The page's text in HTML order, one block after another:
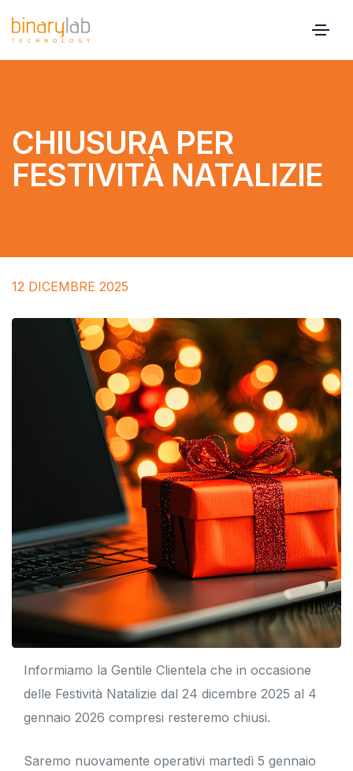
CHIUSURA PER
FESTIVITÀ NATALIZIE
12 DICEMBRE 2025
Informiamo la Gentile Clientela che in occasione
delle Festività Natalizie dal 24 dicembre 2025 al 4
gennaio 2026 compresi resteremo chiusi.
Saremo nuovamente operativi martedì 5 gennaio